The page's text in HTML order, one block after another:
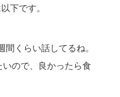
下です。
間くらい話してるね。
ので、良かったら食